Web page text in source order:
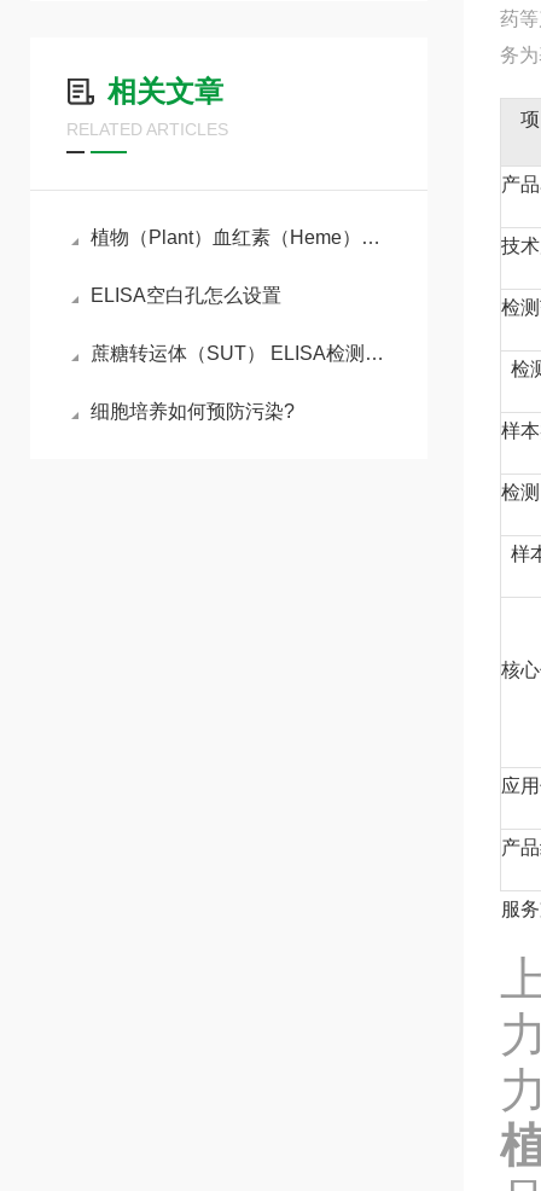
相关文章
RELATED ARTICLES
植物（Plant）血红素（Heme）ELISA检测试剂盒的工作原理
ELISA空白孔怎么设置
蔗糖转运体（SUT） ELISA检测试剂盒操作步骤
细胞培养如何预防污染?
药
务
产
技
检
检
样
检
样
核
应
产
服